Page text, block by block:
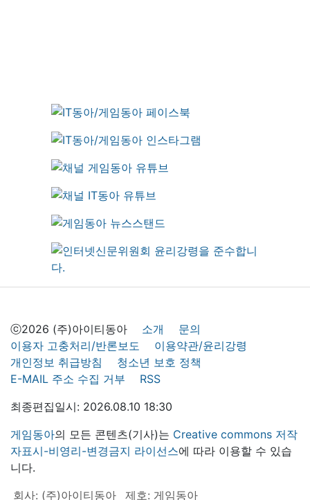
ⓒ2026 (주)아이티동아 소개
문의
이용자 고충처리/반론보도
이용약관/윤리강령
개인정보 취급방침
청소년 보호 정책
E-MAIL 주소 수집 거부
RSS
최종편집일시: 2026.08.10 18:30
게임동아의 모든 콘텐츠(기사)는 Creative commons 저작
자표시-비영리-변경금지 라이선스에 따라 이용할 수 있습
니다.
회사: (주)아이티동아
제호: 게임동아